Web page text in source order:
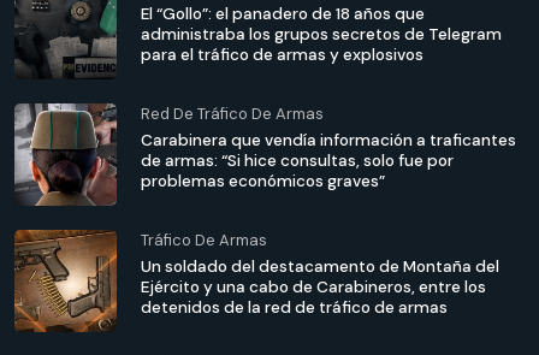
El “Gollo”: el panadero de 18 años que
administraba los grupos secretos de Telegram
para el tráfico de armas y explosivos
Red De Tráfico De Armas
Carabinera que vendía información a traficantes
de armas: “Si hice consultas, solo fue por
problemas económicos graves”
Tráfico De Armas
Un soldado del destacamento de Montaña del
Ejército y una cabo de Carabineros, entre los
detenidos de la red de tráfico de armas